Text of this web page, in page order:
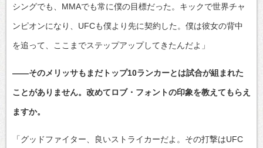
シングでも、MMAでも常に僕の目標だった。キックで世界チャ
ンピオンになり、UFCも僕より先に契約した。僕は彼女の背中
を追って、ここまでステップアップしてきたんだよ」
――そのメリッサもまだトップ10ランカーとは試合が組まれた
ことがありません。改めてロブ・フォントの印象を教えてもらえ
ますか。
「グッドファイター、良いストライカーだよ。その打撃はUFC